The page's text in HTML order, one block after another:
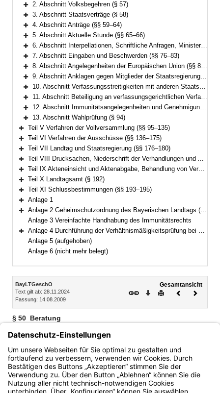
Bereich erweitern
2. Abschnitt Volksbegehren (§ 57)
Bereich erweitern
3. Abschnitt Staatsverträge (§ 58)
Bereich erweitern
4. Abschnitt Anträge (§§ 59–64)
Bereich erweitern
5. Abschnitt Aktuelle Stunde (§§ 65–66)
Bereich erweitern
6. Abschnitt Interpellationen, Schriftliche Anfragen, Ministerin- oder Ministerbefragung, Anfragen zum Plenum sowie Unmittelbare Auskunftsverlangen (§§ 67–75)
Bereich erweitern
7. Abschnitt Eingaben und Beschwerden (§§ 76–83)
Bereich erweitern
8. Abschnitt Angelegenheiten der Europäischen Union (§§ 83a–83d)
Bereich erweitern
9. Abschnitt Anklagen gegen Mitglieder der Staatsregierung oder des Landtags (§§ 84–86)
Bereich erweitern
10. Abschnitt Verfassungsstreitigkeiten mit anderen Staatsorganen, abstrakte Normenkontrolle (Art. 93 Abs. 1 Nr. 2a GG) und Kompetenzfreigabeverfahren (Art. 93 Abs. 2 GG) (§§ 87–89)
Bereich erweitern
11. Abschnitt Beteiligung an verfassungsgerichtlichen Verfahren (§§ 90–91)
Bereich erweitern
12. Abschnitt Immunitätsangelegenheiten und Genehmigung zur Zeugenvernehnung (§§ 92–93a)
Bereich erweitern
13. Abschnitt Wahlprüfung (§ 94)
Bereich erweitern
Teil V Verfahren der Vollversammlung (§§ 95–135)
Bereich erweitern
Teil VI Verfahren der Ausschüsse (§§ 136–175)
Bereich erweitern
Teil VII Landtag und Staatsregierung (§§ 176–180)
Bereich erweitern
Teil VIII Drucksachen, Niederschrift der Verhandlungen und Ausfertigung der Beschlüsse (§§ 181–187)
Bereich erweitern
Teil IX Akteneinsicht und Aktenabgabe, Behandlung von Verschlusssachen (§§ 188–191)
Bereich erweitern
Teil X Landtagsamt (§ 192)
Bereich erweitern
Teil XI Schlussbestimmungen (§§ 193–195)
Bereich erweitern
Anlage 1
Bereich erweitern
Anlage 2 Geheimschutzordnung des Bayerischen Landtags (GeheimSchO)
Anlage 3 Vereinfachte Handhabung des Immunitätsrechts
Bereich erweitern
Anlage 4 Durchführung der Verhältnismäßigkeitsprüfung bei berufsreglementierenden Regelungen im Anwendungsbereich der Richtlinie 2005/36/EG
Anlage 5 (aufgehoben)
Anlage 6 (nicht mehr belegt)
Inhalt
BayLTGeschO
Text gilt ab: 28.11.2024
Fassung: 14.08.2009
Gesamtansicht
Download
DruckenVorheriges
§ 50 Beratung
1Gesetzesvorlagen werden in zwei Lesungen beraten, wenn
nicht eine Dritte Lesung beantragt wird.
sind der Ältestenrat, eine Fraktion oder 20 Mitglieder des
Landtags.
Bayern.de